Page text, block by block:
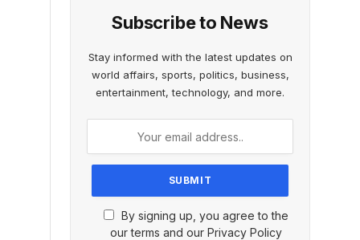
Subscribe to News
Stay informed with the latest updates on
world affairs, sports, politics, business,
entertainment, technology, and more.
By signing up, you agree to the
our terms and our Privacy Policy